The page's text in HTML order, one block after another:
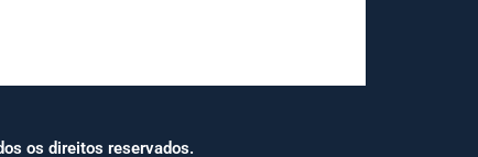
os direitos reservados.